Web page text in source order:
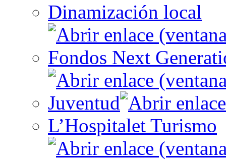
Dinamización local
Fondos Next
Juventud
L’Hospitalet Turismo